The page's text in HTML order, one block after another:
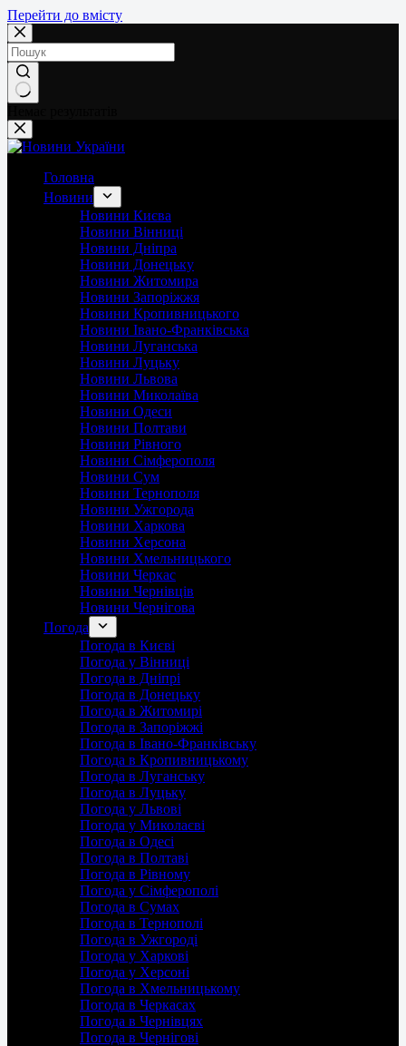
Перейти до вмісту
Головна
Новини
Новини Києва
Новини Вінниці
Новини Дніпра
Новини Донецьку
Новини Житомира
Новини Запоріжжя
Новини Кропивницького
Новини Івано-Франківська
Новини Луганська
Новини Луцьку
Новини Львова
Новини Миколаїва
Новини Одеси
Новини Полтави
Новини Рівного
Новини Сімферополя
Новини Сум
Новини Тернополя
Новини Ужгорода
Новини Харкова
Новини Херсона
Новини Хмельницького
Новини Черкас
Новини Чернівців
Новини Чернігова
Погода
Погода в Києві
Погода у Вінниці
Погода в Дніпрі
Погода в Донецьку
Погода в Житомирі
Погода в Запоріжжі
Погода в Івано-Франківську
Погода в Кропивницькому
Погода в Луганську
Погода в Луцьку
Погода у Львові
Погода у Миколаєві
Погода в Одесі
Погода в Полтаві
Погода в Рівному
Погода у Сімферополі
Погода в Сумах
Погода в Тернополі
Погода в Ужгороді
Погода у Харкові
Погода у Херсоні
Погода в Хмельницькому
Погода в Черкасах
Погода в Чернівцях
Погода в Чернігові